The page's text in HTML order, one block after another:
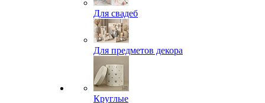
Для свадеб
Для предметов декора
Круглые